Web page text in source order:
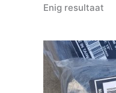
Enig resultaat